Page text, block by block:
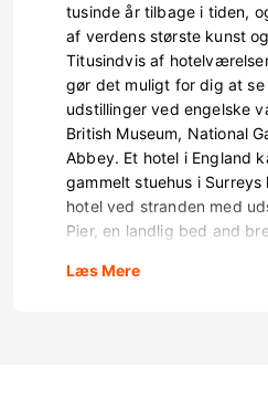
tusinde år tilbage i tiden,
af verdens største kunst
Titusindvis af
gør det muligt for dig at se
udstillinger ved engelske
British Museum, National
Abbey. Et hotel i England
gammelt stuehus i
hotel ved stranden med
Pier, en landlig bed and
Læs Mere